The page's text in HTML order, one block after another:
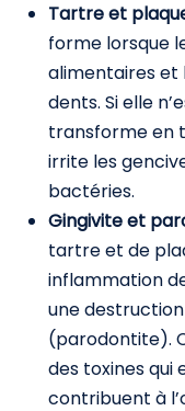
Tartre et
forme lorsque
alimentaires et
dents. Si elle
transforme en
irrite les
bactéries.
Gingivite et
tartre et de
inflammation
une
(parodontite).
des toxines qui
contribuent à